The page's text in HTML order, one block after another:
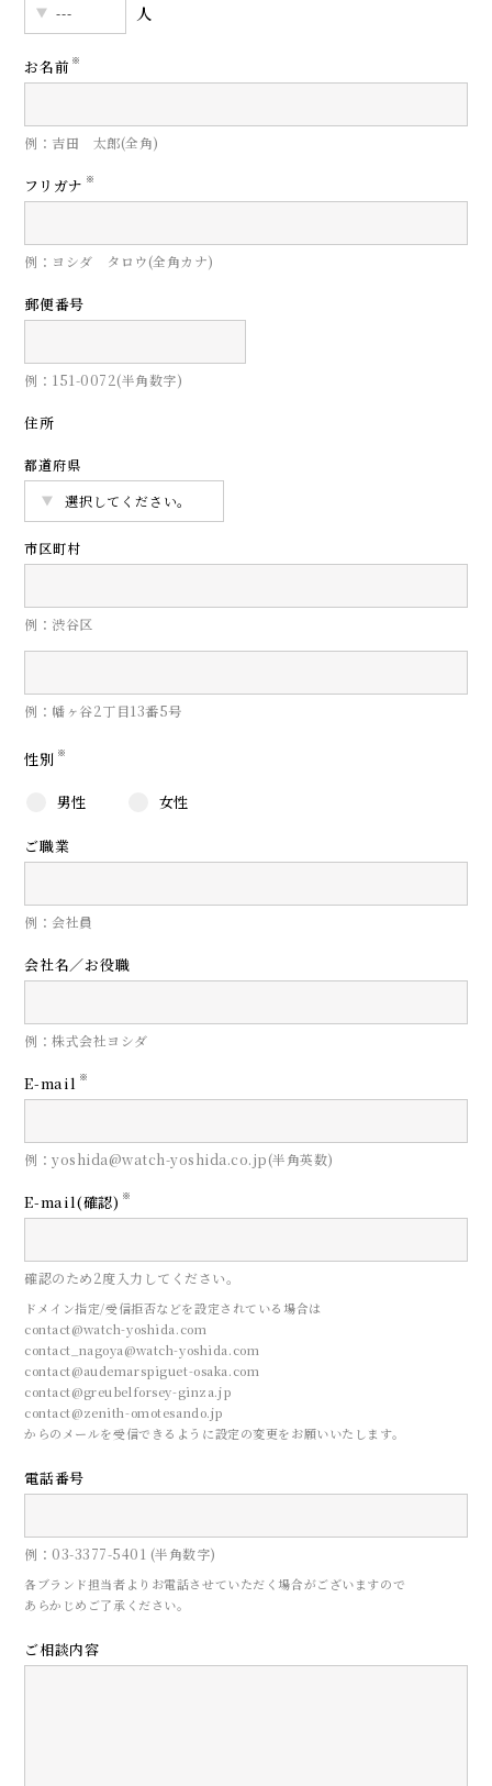
CONTACT
人
お名前 ※
例：吉田 太郎(全角)
フリガナ ※
例：ヨシダ タロウ(全角カナ)
郵便番号
例：151-0072(半角数字)
住所
都道府県
市区町村
例：渋谷区
例：幡ヶ谷2丁目13番5号
性別 ※
男性 女性
ご職業
例：会社員
会社名／お役職
例：株式会社ヨシダ
E-mail ※
例：yoshida@watch-yoshida.co.jp(半角英数)
E-mail(確認) ※
確認のため2度入力してください。
ドメイン指定/受信拒否などを設定されている場合は
contact@watch-yoshida.com
contact_nagoya@watch-yoshida.com
contact@audemarspiguet-osaka.com
contact@greubelforsey-ginza.jp
contact@zenith-omotesando.jp
からのメールを受信できるように設定の変更をお願いいたします。
電話番号
例：03-3377-5401 (半角数字)
各ブランド担当者よりお電話させていただく場合がございますので
あらかじめご了承ください。
ご相談内容